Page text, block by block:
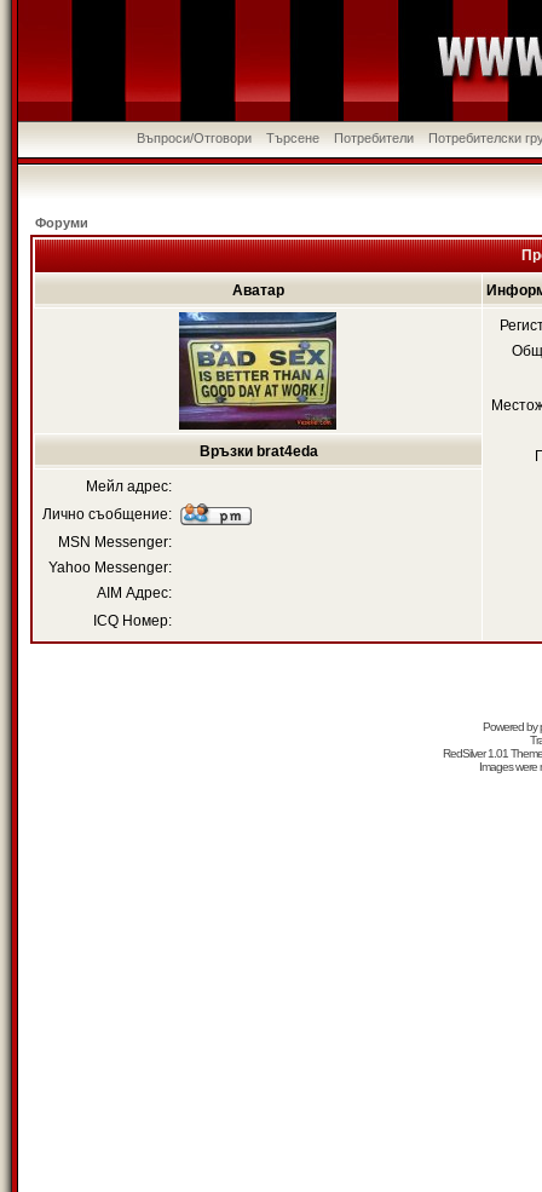
Въпроси/Отговори Търсене Потребители Потребителски
Форуми
Аватар
Връзки brat4eda
Мейл адрес:
Лично съобщение:
MSN Messenger:
Yahoo Messenger:
AIM Адрес:
ICQ Номер:
Powered by
RedSilver 1.01
Images were